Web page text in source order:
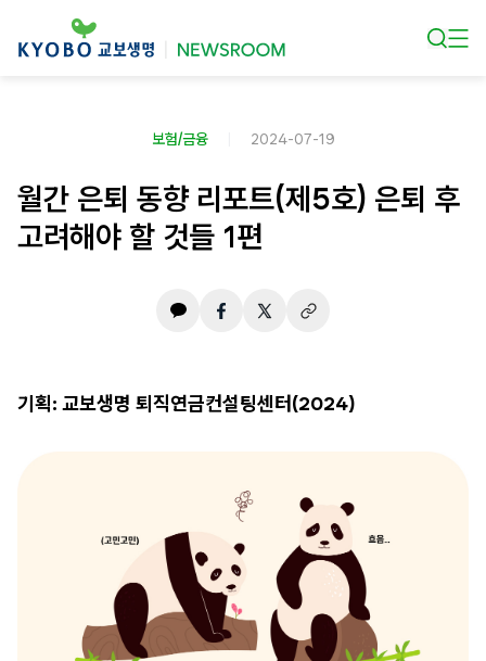
보험/금융 2024-07-19
월간 은퇴 동향 리포트(제5호) 은퇴 후
고려해야 할 것들 1편
기획: 교보생명 퇴직연금컨설팅센터(2024)